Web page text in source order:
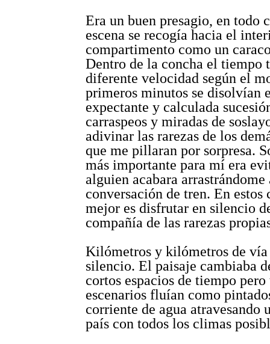
Era un buen presagio, en todo
escena se recogía hacia el
compartimento como un
Dentro de la concha el tiempo
diferente velocidad según el
primeros minutos se disolvían
expectante y calculada
carraspeos y miradas de
adivinar las rarezas de los
que me pillaran por sorpresa.
más importante para mí era
alguien acabara arrastrándome
conversación de tren. En estos
mejor es disfrutar en silencio
compañía de las rarezas
Kilómetros y kilómetros de
silencio. El paisaje cambiaba
cortos espacios de tiempo pero
escenarios fluían como
corriente de agua atravesando
país con todos los climas